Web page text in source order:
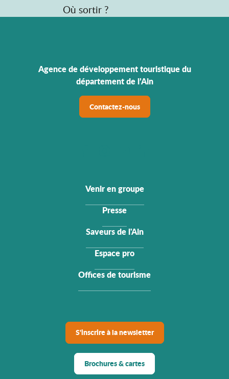
Où sortir ?
Agence de développement touristique du
département de l’Ain
Contactez-nous
Venir en groupe
Presse
Saveurs de l'Ain
Espace pro
Offices de tourisme
S'inscrire à la newsletter
Brochures & cartes